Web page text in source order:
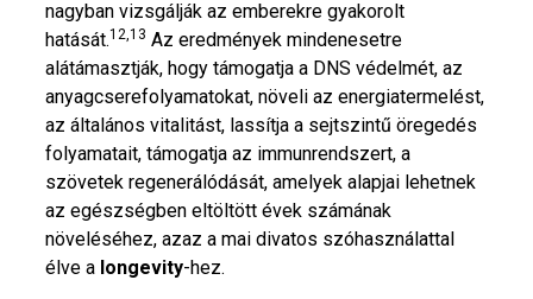
nagyban vizsgálják az emberekre gyakorolt
hatását.12,13 Az eredmények mindenesetre
alátámasztják, hogy támogatja a DNS védelmét, az
anyagcserefolyamatokat, növeli az energiatermelést,
az általános vitalitást, lassítja a sejtszintű öregedés
folyamatait, támogatja az immunrendszert, a
szövetek regenerálódását, amelyek alapjai lehetnek
az egészségben eltöltött évek számának
növeléséhez, azaz a mai divatos szóhasználattal
élve a longevity-hez.